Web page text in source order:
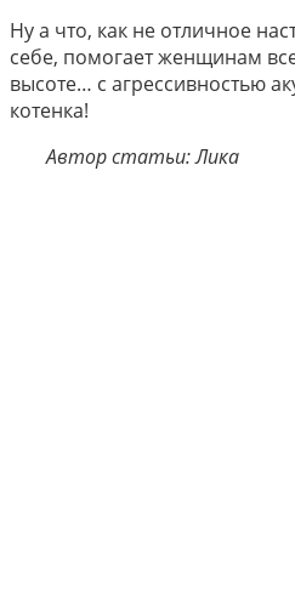
Ну а что, как не отличное
себе, помогает женщинам
высоте… с агрессивностью
котенка!
Автор статьи: Лика